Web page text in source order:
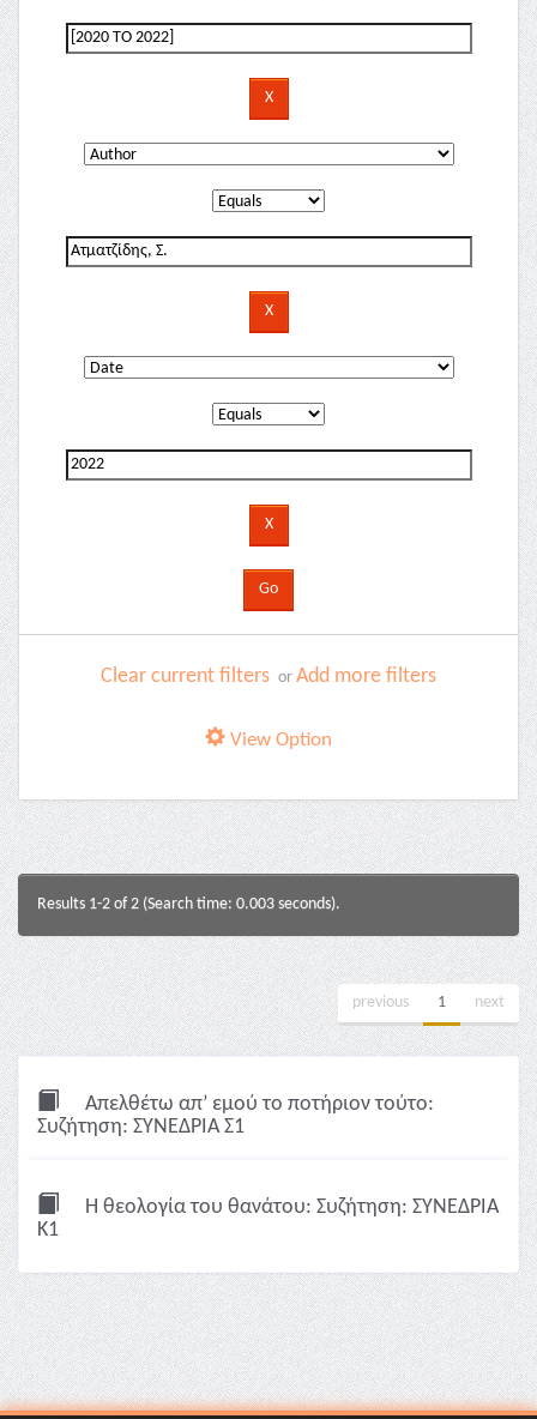
Clear current filters or Add more filters
View Option
Results 1-2 of 2 (Search time: 0.003 seconds).
previous 1 next
Απελθέτω απ’ εμού το ποτήριον τούτο:
Συζήτηση: ΣΥΝΕΔΡΙΑ Σ1
Η θεολογία του θανάτου: Συζήτηση: ΣΥΝΕΔΡΙΑ
Κ1